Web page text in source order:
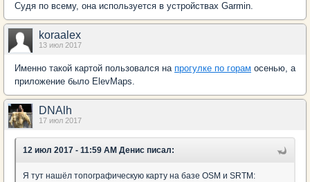
Судя по всему, она используется в устройствах Garmin.
koraalex
13 июл 2017
Именно такой картой пользовался на прогулке по горам осенью, а
приложение было ElevMaps.
DNAlh
17 июл 2017
12 июл 2017 - 11:59 AM Денис писал:
Я тут нашёл топографическую карту на базе OSM и SRTM: